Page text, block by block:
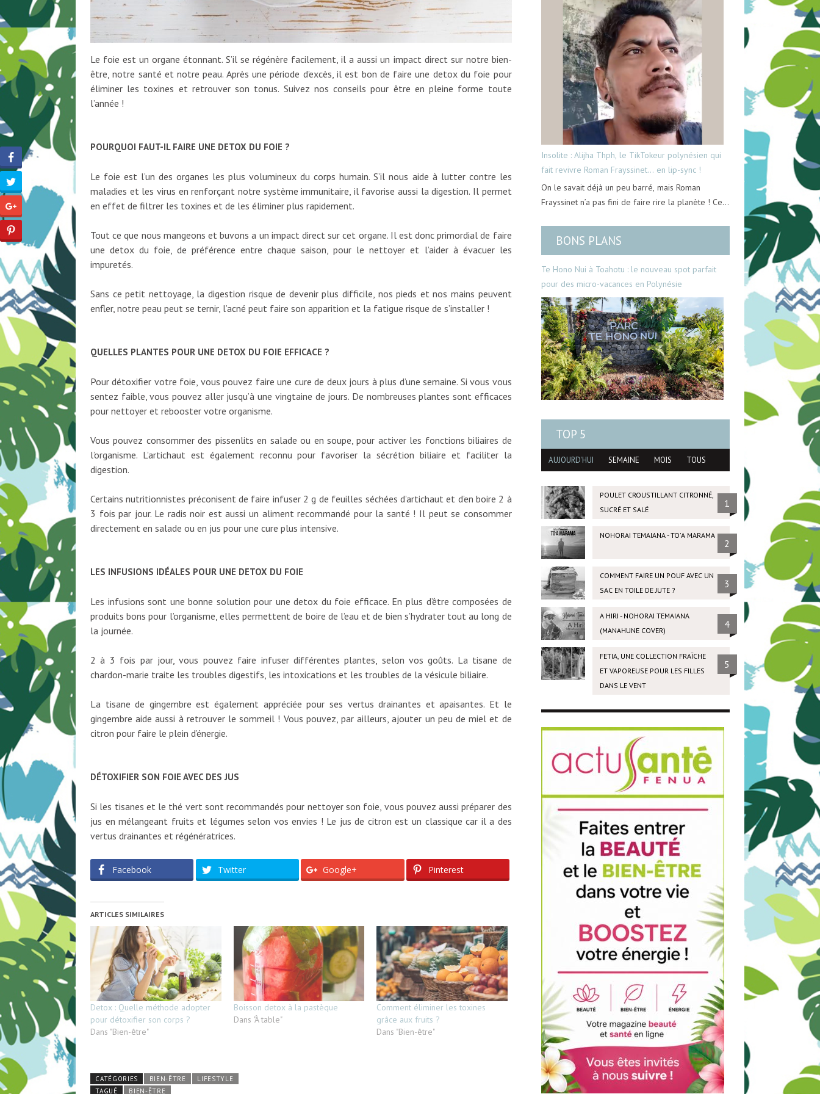
Le foie est un organe étonnant. S’il se régénère facilement, il a aussi un impact direct sur notre bien-
être, notre santé et notre peau. Après une période d’excès, il est bon de faire une detox du foie pour
éliminer les toxines et retrouver son tonus. Suivez nos conseils pour être en pleine forme toute
l’année !
POURQUOI FAUT-IL FAIRE UNE DETOX DU FOIE ?
Le foie est l’un des organes les plus volumineux du corps humain. S’il nous aide à lutter contre les
maladies et les virus en renforçant notre système immunitaire, il favorise aussi la digestion. Il permet
en effet de filtrer les toxines et de les éliminer plus rapidement.
Tout ce que nous mangeons et buvons a un impact direct sur cet organe. Il est donc primordial de faire
une detox du foie, de préférence entre chaque saison, pour le nettoyer et l’aider à évacuer les
impuretés.
Sans ce petit nettoyage, la digestion risque de devenir plus difficile, nos pieds et nos mains peuvent
enfler, notre peau peut se ternir, l’acné peut faire son apparition et la fatigue risque de s’installer !
QUELLES PLANTES POUR UNE DETOX DU FOIE EFFICACE ?
Pour détoxifier votre foie, vous pouvez faire une cure de deux jours à plus d’une semaine. Si vous vous
sentez faible, vous pouvez aller jusqu’à une vingtaine de jours. De nombreuses plantes sont efficaces
pour nettoyer et rebooster votre organisme.
Vous pouvez consommer des pissenlits en salade ou en soupe, pour activer les fonctions biliaires de
l’organisme. L’artichaut est également reconnu pour favoriser la sécrétion biliaire et faciliter la
digestion.
Certains nutritionnistes préconisent de faire infuser 2 g de feuilles séchées d’artichaut et d’en boire 2 à
3 fois par jour. Le radis noir est aussi un aliment recommandé pour la santé ! Il peut se consommer
directement en salade ou en jus pour une cure plus intensive.
LES INFUSIONS IDÉALES POUR UNE DETOX DU FOIE
Les infusions sont une bonne solution pour une detox du foie efficace. En plus d’être composées de
produits bons pour l’organisme, elles permettent de boire de l’eau et de bien s’hydrater tout au long de
la journée.
2 à 3 fois par jour, vous pouvez faire infuser différentes plantes, selon vos goûts. La tisane de
chardon-marie traite les troubles digestifs, les intoxications et les troubles de la vésicule biliaire.
La tisane de gingembre est également appréciée pour ses vertus drainantes et apaisantes. Et le
gingembre aide aussi à retrouver le sommeil ! Vous pouvez, par ailleurs, ajouter un peu de miel et de
citron pour faire le plein d’énergie.
DÉTOXIFIER SON FOIE AVEC DES JUS
Si les tisanes et le thé vert sont recommandés pour nettoyer son foie, vous pouvez aussi préparer des
jus en mélangeant fruits et légumes selon vos envies ! Le jus de citron est un classique car il a des
vertus drainantes et régénératrices.
Facebook Twitter Google+ Pinterest
ARTICLES SIMILAIRES
Detox : Quelle méthode adopter
pour détoxifier son corps ?
Dans "Bien-être"
Boisson detox à la pastèque
Dans "À table"
Comment éliminer les toxines
grâce aux fruits ?
Dans "Bien-être"
CATÉGORIES BIEN-ÊTRE
LIFESTYLE
TAGUÉ
BIEN-ÊTRE
Insolite : Alijha Thph, le TikTokeur polynésien qui
fait revivre Roman Frayssinet… en lip-sync !
On le savait déjà un peu barré, mais Roman
Frayssinet n’a pas fini de faire rire la planète ! Ce…
BONS PLANS
Te Hono Nui à Toahotu : le nouveau spot parfait
pour des micro-vacances en Polynésie
TOP 5
AUJOURD'HUI SEMAINE MOIS TOUS
POULET CROUSTILLANT CITRONNÉ,
SUCRÉ ET SALÉ
1
NOHORAI TEMAIANA - TO'A MARAMA
2
COMMENT FAIRE UN POUF AVEC UN
SAC EN TOILE DE JUTE ?
3
A HIRI - NOHORAI TEMAIANA
(MANAHUNE COVER)
4
FETIA, UNE COLLECTION FRAÎCHE
ET VAPOREUSE POUR LES FILLES
DANS LE VENT
5